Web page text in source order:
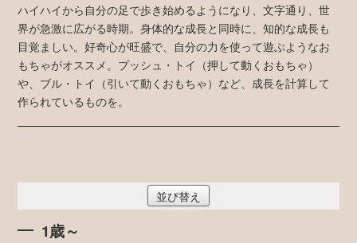
ハイハイから自分の足で歩き始めるようになり、文字通り、世
界が急激に広がる時期。身体的な成長と同時に、知的な成長も
目覚ましい。好奇心が旺盛で、自分の力を使って遊ぶようなお
もちゃがオススメ。プッシュ・トイ（押して動くおもちゃ）
や、ブル・トイ（引いて動くおもちゃ）など、成長を計算して
作られているものを。
並び替え
1歳～